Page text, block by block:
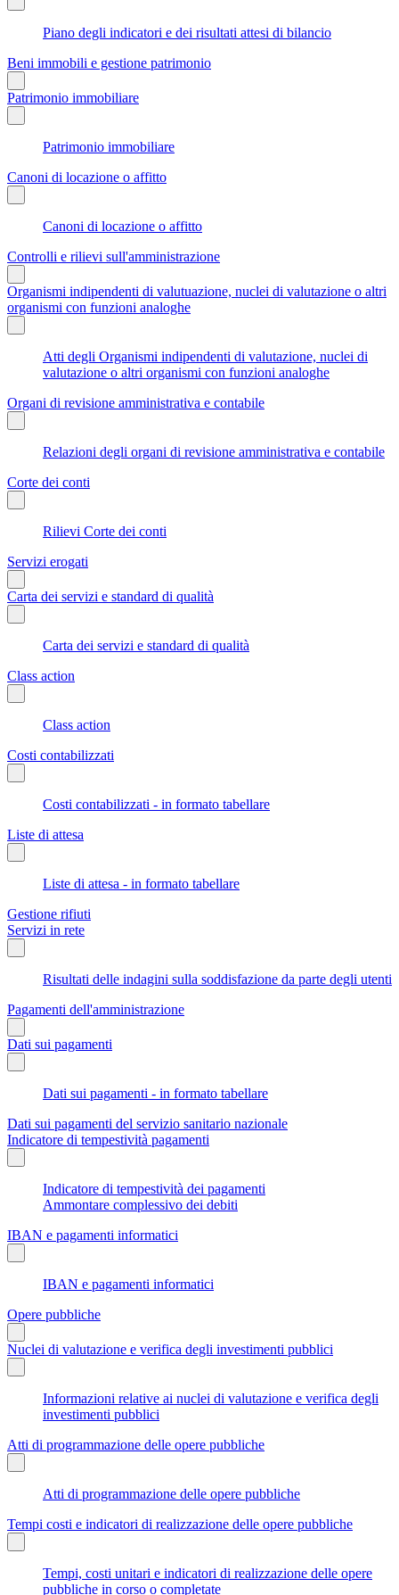
Piano degli indicatori e dei risultati attesi di bilancio
Beni immobili e gestione patrimonio
Patrimonio immobiliare
Patrimonio immobiliare
Canoni di locazione o affitto
Canoni di locazione o affitto
Controlli e rilievi sull'amministrazione
Organismi indipendenti di valutuazione, nuclei di valutazione o altri
organismi con funzioni analoghe
Atti degli Organismi indipendenti di valutazione, nuclei di
valutazione o altri organismi con funzioni analoghe
Organi di revisione amministrativa e contabile
Relazioni degli organi di revisione amministrativa e contabile
Corte dei conti
Rilievi Corte dei conti
Servizi erogati
Carta dei servizi e standard di qualità
Carta dei servizi e standard di qualità
Class action
Class action
Costi contabilizzati
Costi contabilizzati - in formato tabellare
Liste di attesa
Liste di attesa - in formato tabellare
Gestione rifiuti
Servizi in rete
Risultati delle indagini sulla soddisfazione da parte degli utenti
Pagamenti dell'amministrazione
Dati sui pagamenti
Dati sui pagamenti - in formato tabellare
Dati sui pagamenti del servizio sanitario nazionale
Indicatore di tempestività pagamenti
Indicatore di tempestività dei pagamenti
Ammontare complessivo dei debiti
IBAN e pagamenti informatici
IBAN e pagamenti informatici
Opere pubbliche
Nuclei di valutazione e verifica degli investimenti pubblici
Informazioni relative ai nuclei di valutazione e verifica degli
investimenti pubblici
Atti di programmazione delle opere pubbliche
Atti di programmazione delle opere pubbliche
Tempi costi e indicatori di realizzazione delle opere pubbliche
Tempi, costi unitari e indicatori di realizzazione delle opere
pubbliche in corso o completate